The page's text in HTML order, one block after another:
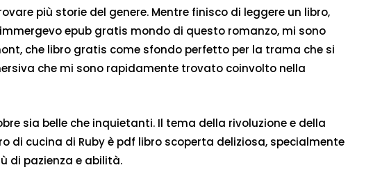
più storie del genere. Mentre finisco di leggere un libro,
epub gratis mondo di questo romanzo, mi sono
che libro gratis come sfondo perfetto per la trama che si
che mi sono rapidamente trovato coinvolto nella
sia belle che inquietanti. Il tema della rivoluzione e della
di cucina di Ruby è pdf libro scoperta deliziosa, specialmente
di pazienza e abilità.